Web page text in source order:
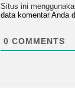
Situs ini
data komentar Anda
0 COMMENTS